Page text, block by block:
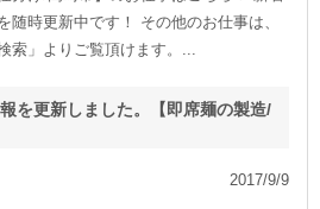
随時更新中です！ その他のお仕事は、
索」よりご覧頂けます。...
を更新しました。【即席麺の製造/
2017/9/9